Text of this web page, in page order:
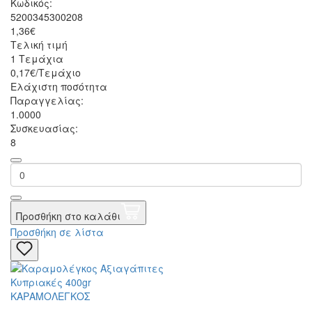
Κωδικός:
5200345300208
1,36€
Τελική τιμή
1 Τεμάχια
0,17€/Τεμάχιο
Ελάχιστη ποσότητα
Παραγγελίας:
1.0000
Συσκευασίας:
8
Προσθήκη στο καλάθι
Προσθήκη σε λίστα
ΚΑΡΑΜΟΛΕΓΚΟΣ